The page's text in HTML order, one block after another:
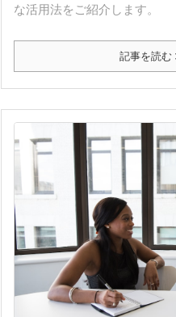
な活用法をご紹介します。
記事を読む